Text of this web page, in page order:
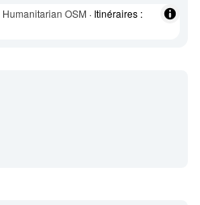
Humanitarian OSM · Itinéraires :